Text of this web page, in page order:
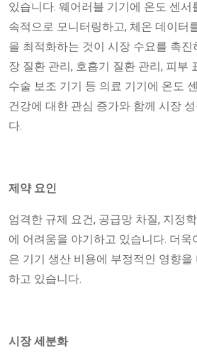
있습니다. 웨어러블 기기에 온도 센서
속적으로 모니터링하고, 체온 데이터
을 최적화하는 것이 시장 수요를 촉진
장 질환 관리, 호흡기 질환 관리, 피부
수술 보조 기기 등 의료 기기에 온도
건강에 대한 관심 증가와 함께 시장
다.
제약 요인
엄격한 규제 요건, 공급망 차질, 지정
에 어려움을 야기하고 있습니다. 더욱
은 기기 생산 비용에 부정적인 영향을
하고 있습니다.
시장 세분화